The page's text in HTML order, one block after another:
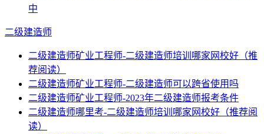
中
二级建造师
二级建造师矿业工程师-二级建造师培训哪家网校好（推
荐阅读）
二级建造师矿业工程师-二级建造师可以跨省使用吗
二级建造师矿业工程师-2023年二级建造师报考条件
二级建造师哪里考-二级建造师培训哪家网校好（推荐阅
读）